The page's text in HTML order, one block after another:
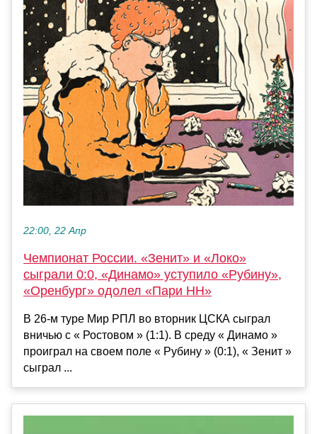
22:00, 22 Апр
Чемпионат России. «Зенит» и «Локо»
сыграли 0:0, «Динамо» уступило «Рубину»,
«Оренбург» одолел «Пари НН»
В 26-м туре Мир РПЛ во вторник ЦСКА сыграл
вничью с « Ростовом » (1:1). В среду « Динамо »
проиграл на своем поле « Рубину » (0:1), « Зенит »
сыграл ...